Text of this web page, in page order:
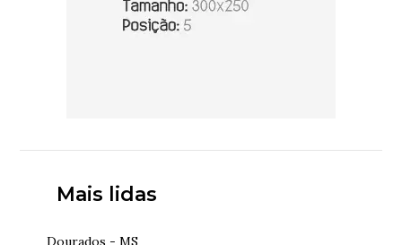
Mais lidas
Dourados - MS